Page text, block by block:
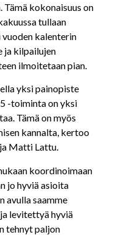
Tämä kokonaisuus on
tullaan
kalenterin
ja kilpailujen
ilmoitetaan pian.
yksi painopiste
-toiminta on yksi
Tämä on myös
kannalta, kertoo
Matti Lattu.
koordinoimaan
jo hyviä asioita
avulla saamme
levitettyä hyviä
tehnyt paljon